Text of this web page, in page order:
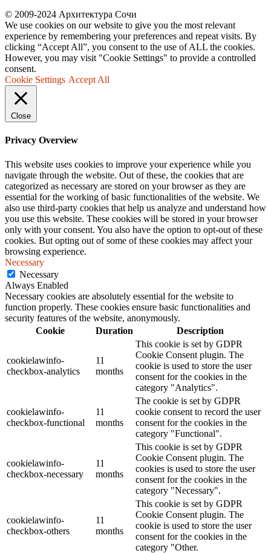
© 2009-2024 Архитектура Сочи
We use cookies on our website to give you the most relevant
experience by remembering your preferences and repeat visits. By
clicking “Accept All”, you consent to the use of ALL the cookies.
However, you may visit "Cookie Settings" to provide a controlled
consent.
Cookie Settings Accept All
Close
Privacy Overview
This website uses cookies to improve your experience while you
navigate through the website. Out of these, the cookies that are
categorized as necessary are stored on your browser as they are
essential for the working of basic functionalities of the website. We
also use third-party cookies that help us analyze and understand how
you use this website. These cookies will be stored in your browser
only with your consent. You also have the option to opt-out of these
cookies. But opting out of some of these cookies may affect your
browsing experience.
Necessary
Necessary
Always Enabled
Necessary cookies are absolutely essential for the website to
function properly. These cookies ensure basic functionalities and
security features of the website, anonymously.
Cookie
Duration Description
cookielawinfo-
checkbox-analytics
11
months
This cookie is set by GDPR
Cookie Consent plugin. The
cookie is used to store the user
consent for the cookies in the
category "Analytics".
cookielawinfo-
checkbox-functional
11
months
The cookie is set by GDPR
cookie consent to record the user
consent for the cookies in the
category "Functional".
cookielawinfo-
checkbox-necessary
11
months
This cookie is set by GDPR
Cookie Consent plugin. The
cookies is used to store the user
consent for the cookies in the
category "Necessary".
cookielawinfo-
checkbox-others
11
months
This cookie is set by GDPR
Cookie Consent plugin. The
cookie is used to store the user
consent for the cookies in the
category "Other.